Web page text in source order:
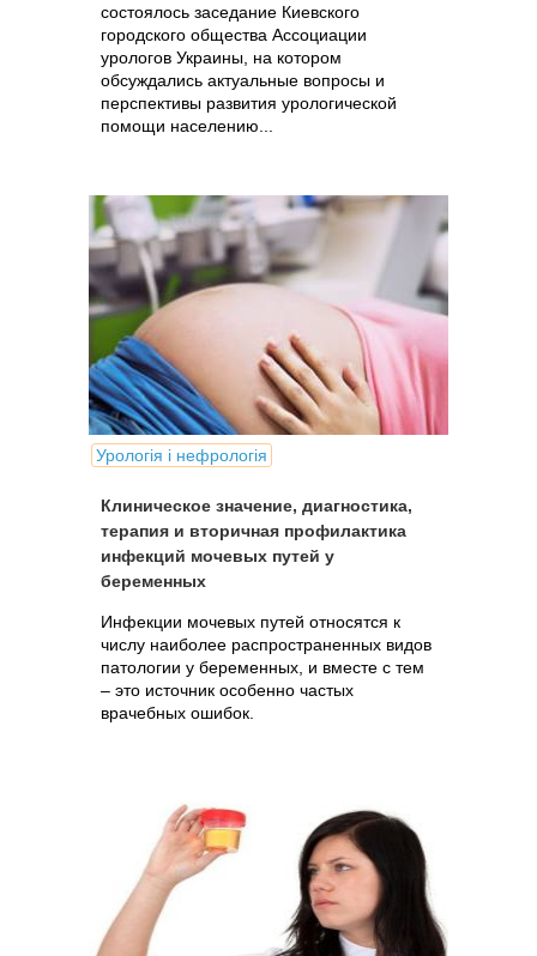
состоялось заседание Киевского
городского общества Ассоциации
урологов Украины, на котором
обсуждались актуальные вопросы и
перспективы развития урологической
помощи населению...
Урологія і нефрологія
Клиническое значение, диагностика,
терапия и вторичная профилактика
инфекций мочевых путей у
беременных
Инфекции мочевых путей относятся к
числу наиболее распространенных видов
патологии у беременных, и вместе с тем
– это источник особенно частых
врачебных ошибок.